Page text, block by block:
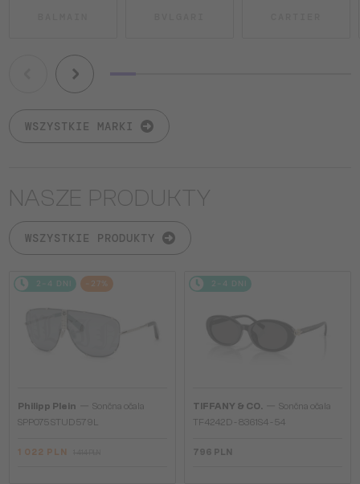
WSZYSTKIE MARKI
NASZE PRODUKTY
WSZYSTKIE PRODUKTY
2-4 DNI -27%
Philipp Plein
Sončna očala
SPP075 STUD 579L
1 022 PLN
2-4 DNI
TIFFANY & CO.
Sončna očala
TF4242D - 8361S4 - 54
796 PLN